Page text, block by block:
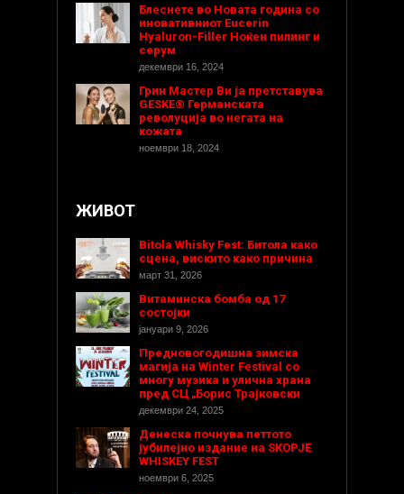
Блеснете во Новата година со
иновативниот Eucerin
Hyaluron-Filler Ноќен пилинг и
серум
декември 16, 2024
Грин Мастер Ви ја претставува
GESKE® Германската
револуција во негата на
кожата
ноември 18, 2024
ЖИВОТ
Bitola Whisky Fest: Битола како
сцена, вискито како причина
март 31, 2026
Витаминска бомба од 17
состојки
јануари 9, 2026
Предновогодишнa зимска
магија на Winter Festival со
многу музика и улична храна
пред СЦ „Борис Трајковски
декември 24, 2025
Денеска почнува петтото
јубилејно издание на SKOPJE
WHISKEY FEST
ноември 6, 2025